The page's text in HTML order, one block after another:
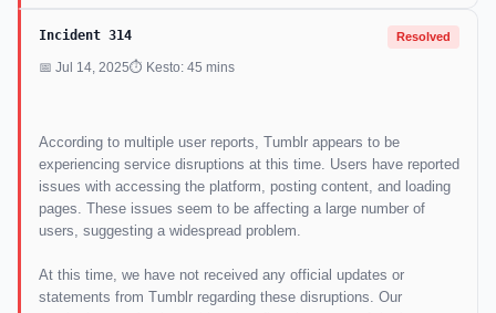
Incident 314 Resolved
📅 Jul 14, 2025⏱ Kesto: 45 mins
According to multiple user reports, Tumblr appears to be
experiencing service disruptions at this time. Users have reported
issues with accessing the platform, posting content, and loading
pages. These issues seem to be affecting a large number of
users, suggesting a widespread problem.
At this time, we have not received any official updates or
statements from Tumblr regarding these disruptions. Our